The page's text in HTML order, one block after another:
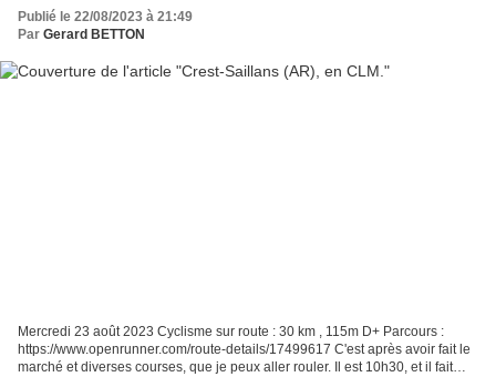
Publié le 22/08/2023 à 21:49
Par Gerard BETTON
Mercredi 23 août 2023 Cyclisme sur route : 30 km , 115m D+ Parcours :
https://www.openrunner.com/route-details/17499617 C'est après avoir fait le
marché et diverses courses, que je peux aller rouler. Il est 10h30, et il fait